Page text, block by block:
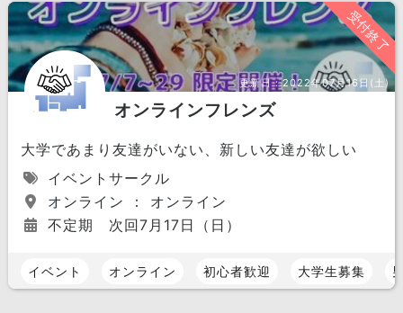
受付終了
更新日：2022年07月16日(土)
オンラインフレンズ
大学であまり友達がいない、新しい友達が欲しい
イベントサークル
オンライン ： オンライン
不定期 次回7月17日（日）
イベント オンライン 初心者歓迎 大学生募集